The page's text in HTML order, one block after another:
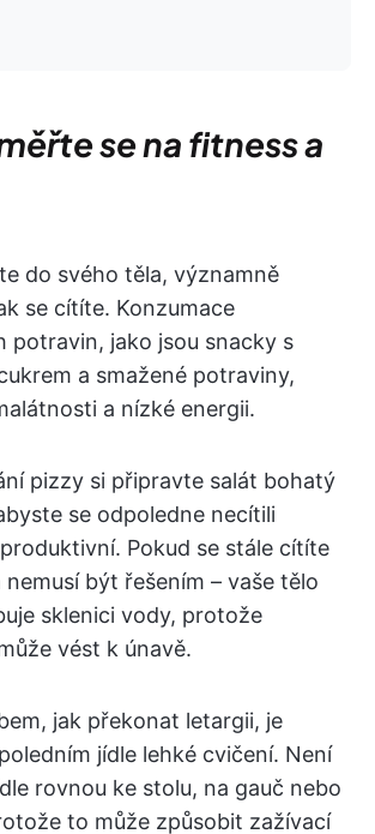
se na fitness a
do svého těla, významně
se cítíte. Konzumace
potravin, jako jsou snacky s
a smažené potraviny,
a nízké energii.
pizzy si připravte salát bohatý
se odpoledne necítili
Pokud se stále cítíte
nemusí být řešením – vaše tělo
sklenici vody, protože
vést k únavě.
jak překonat letargii, je
jídle lehké cvičení. Není
rovnou ke stolu, na gauč nebo
to může způsobit zažívací